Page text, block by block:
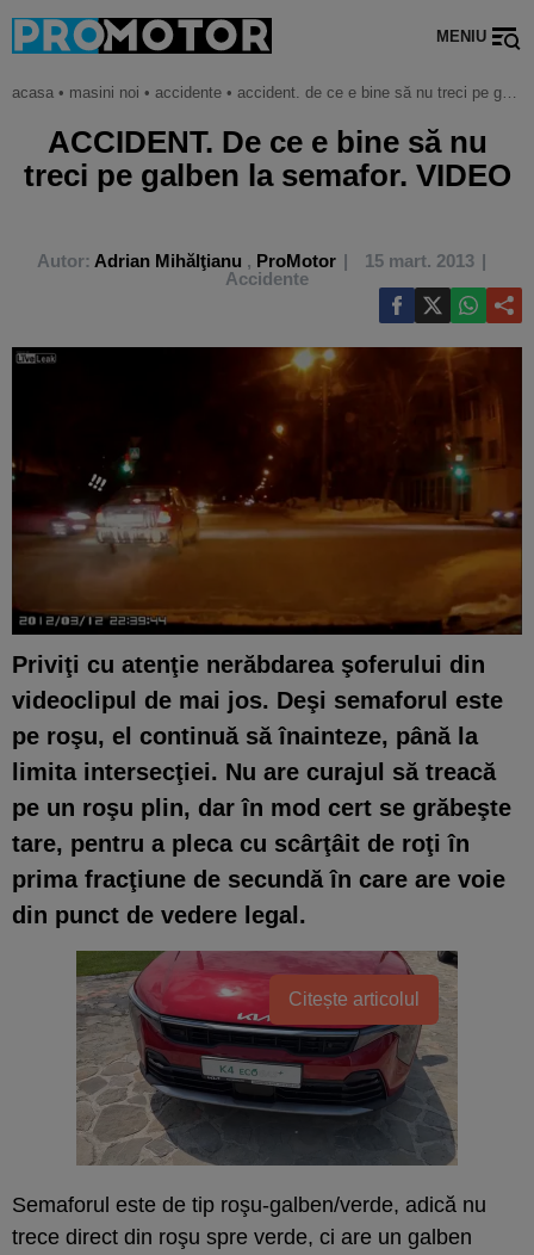
MENIU
acasa • masini noi • accidente • accident. de ce e bine să nu treci pe galben la semafor. video
ACCIDENT. De ce e bine să nu
treci pe galben la semafor. VIDEO
Autor: Adrian Mihălţianu , ProMotor
15 mart. 2013
Accidente
Priviţi cu atenţie nerăbdarea şoferului din
videoclipul de mai jos. Deşi semaforul este
pe roşu, el continuă să înainteze, până la
limita intersecţiei. Nu are curajul să treacă
pe un roşu plin, dar în mod cert se grăbeşte
tare, pentru a pleca cu scârţâit de roţi în
prima fracţiune de secundă în care are voie
din punct de vedere legal.
Citește articolul
Semaforul este de tip roşu-galben/verde, adică nu
trece direct din roşu spre verde, ci are un galben